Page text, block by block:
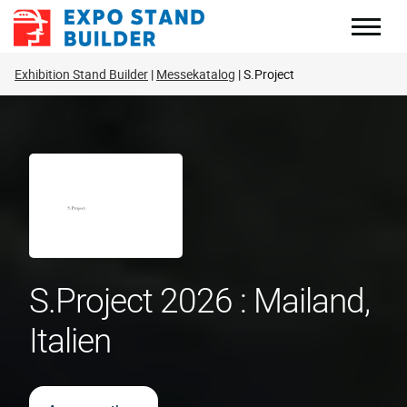
Zum
Inhalt
Exhibition Stand Builder Messekatalog S.Project
S.Project 2026 : Mailand,
Italien